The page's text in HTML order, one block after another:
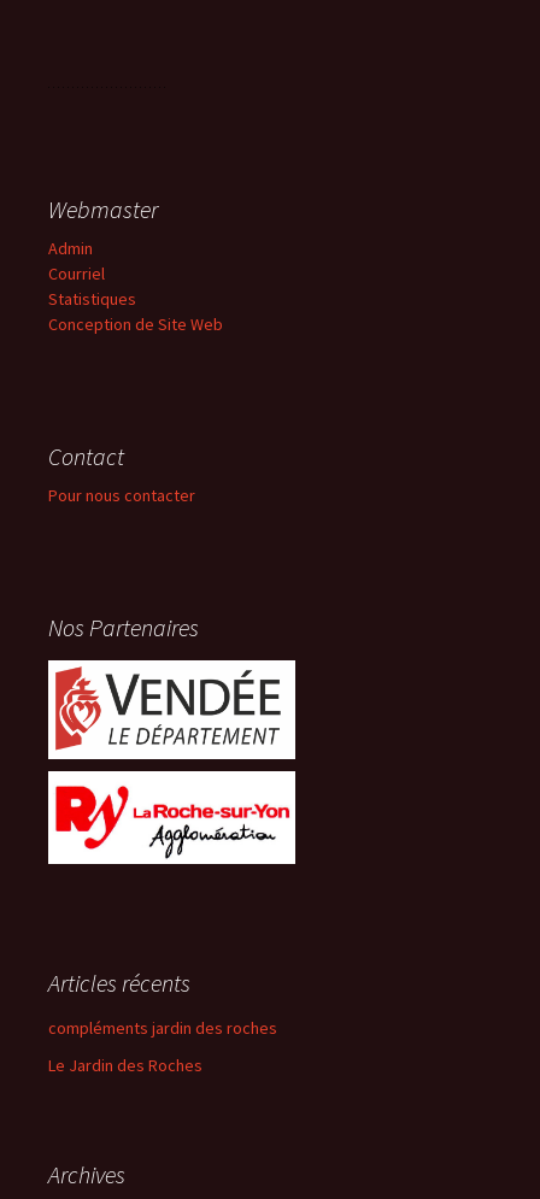
Webmaster
Admin
Courriel
Statistiques
Conception de Site Web
Contact
Pour nous contacter
Nos Partenaires
Articles récents
compléments jardin des roches
Le Jardin des Roches
Archives